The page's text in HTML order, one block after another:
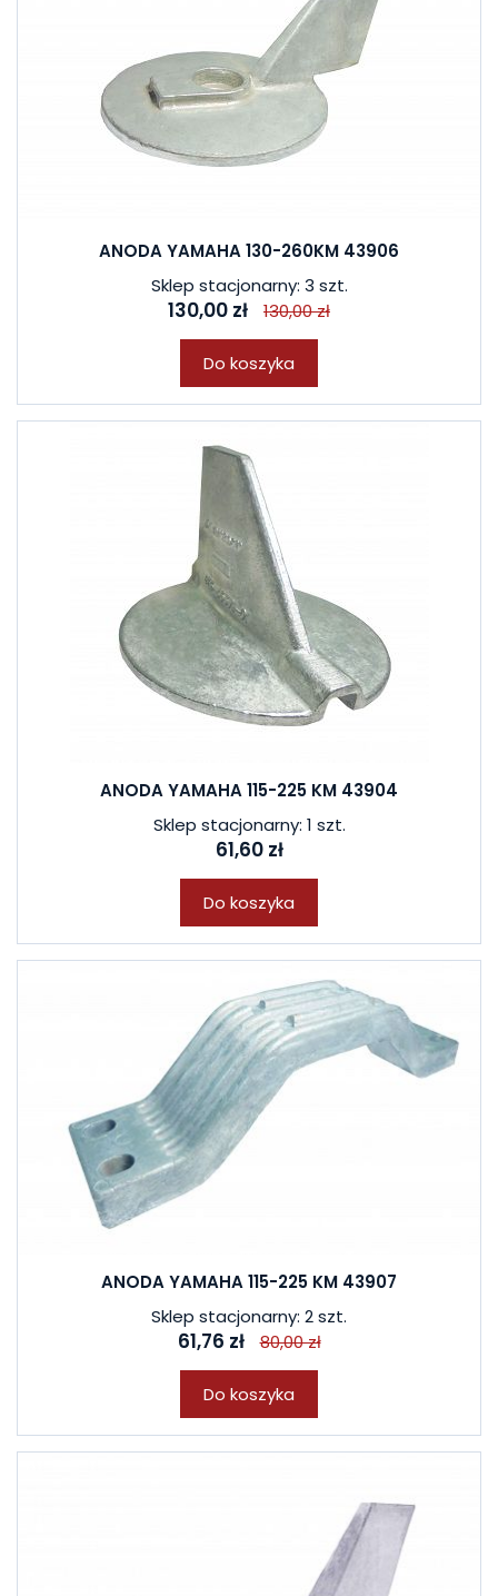
ANODA YAMAHA 130-260KM 43906
Sklep stacjonarny: 3 szt.
130,00 zł 130,00 zł
Do koszyka
ANODA YAMAHA 115-225 KM 43904
Sklep stacjonarny: 1 szt.
61,60 zł
Do koszyka
ANODA YAMAHA 115-225 KM 43907
Sklep stacjonarny: 2 szt.
61,76 zł 80,00 zł
Do koszyka